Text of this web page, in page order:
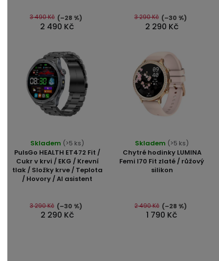
5
hvězdiček.
2 490 Kč
3 490 Kč (–28 %)
5
hvězdiček.
2 290 Kč
3 290 Kč (–30 %)
PulsGo HEALTH ET472 Fit /
Cukr v krvi / EKG / Krevní
tlak / Složky krve / Teplota
/ Hovory / AI asistent
hodnocení
produktu
je
5,0
5
hvězdiček.
Skladem (>5 ks)
2 290 Kč
3 290 Kč (–30 %)
Chytré hodinky LUMINA
Femi I70 Fit zlaté / růžový
silikon
hodnocení
produktu
je
5
hvězdiček.
Skladem (>5 ks)
1 790 Kč
2 490 Kč (–28 %)